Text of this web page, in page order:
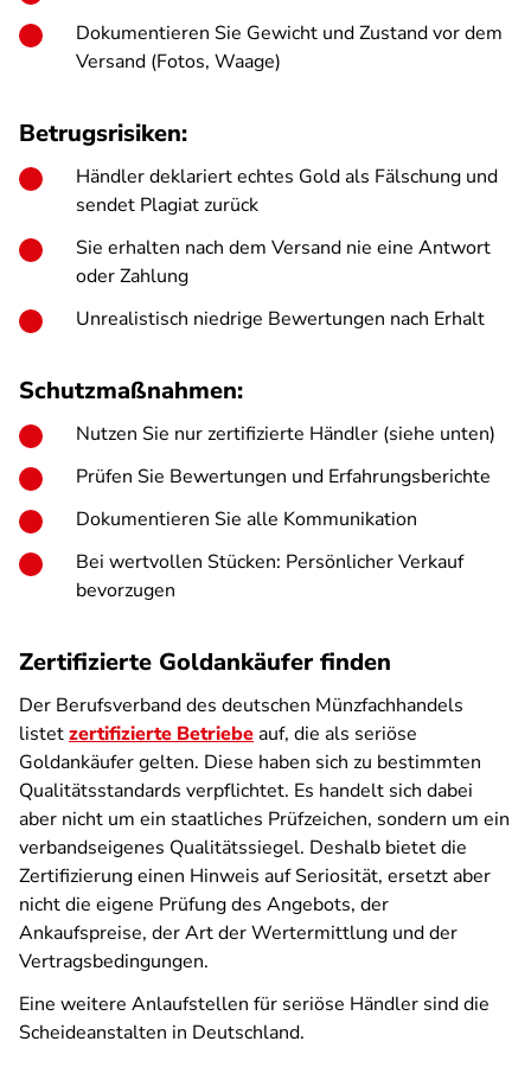
Dokumentieren Sie Gewicht und Zustand vor dem
Versand (Fotos, Waage)
Betrugsrisiken:
Händler deklariert echtes Gold als Fälschung und
sendet Plagiat zurück
Sie erhalten nach dem Versand nie eine Antwort
oder Zahlung
Unrealistisch niedrige Bewertungen nach Erhalt
Schutzmaßnahmen:
Nutzen Sie nur zertifizierte Händler (siehe unten)
Prüfen Sie Bewertungen und Erfahrungsberichte
Dokumentieren Sie alle Kommunikation
Bei wertvollen Stücken: Persönlicher Verkauf
bevorzugen
Zertifizierte Goldankäufer finden
Der Berufsverband des deutschen Münzfachhandels
listetzertifizierte Betriebeauf, die als seriöse
Goldankäufer gelten. Diese haben sich zu bestimmten
Qualitätsstandards verpflichtet. Es handelt sich dabei
aber nicht um ein staatliches Prüfzeichen, sondern um ein
verbandseigenes Qualitätssiegel. Deshalb bietet die
Zertifizierung einen Hinweis auf Seriosität, ersetzt aber
nicht die eigene Prüfung des Angebots, der
Ankaufspreise, der Art der Wertermittlung und der
Vertragsbedingungen.
Eine weitere Anlaufstellen für seriöse Händler sind die
Scheideanstalten in Deutschland.